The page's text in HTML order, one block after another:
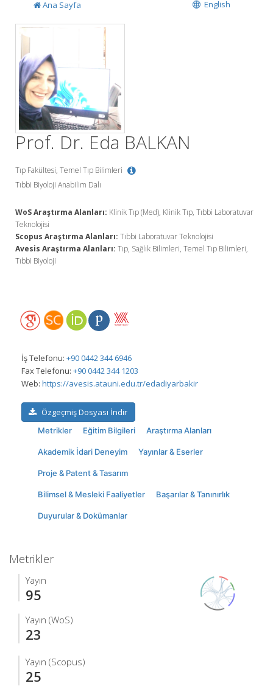
English
Ana Sayfa
Prof. Dr. Eda BALKAN
Tıp Fakültesi, Temel Tıp Bilimleri
Tıbbi Biyoloji Anabilim Dalı
WoS Araştırma Alanları: Klinik Tıp (Med), Klinik Tıp, Tıbbi Laboratuvar
Teknolojisi
Scopus Araştırma Alanları: Tıbbi Laboratuvar Teknolojisi
Avesis Araştırma Alanları: Tıp, Sağlık Bilimleri, Temel Tıp Bilimleri,
Tıbbi Biyoloji
İş Telefonu: +90 0442 344 6946
Fax Telefonu: +90 0442 344 1203
Web: https://avesis.atauni.edu.tr/edadiyarbakir
Özgeçmiş Dosyası İndir
Metrikler Eğitim Bilgileri Araştırma Alanları
Akademik İdari Deneyim Yayınlar & Eserler
Proje & Patent & Tasarım
Bilimsel & Mesleki Faaliyetler Başarılar & Tanınırlık
Duyurular & Dokümanlar
Metrikler
Yayın
95
Yayın (WoS)
23
Yayın (Scopus)
25